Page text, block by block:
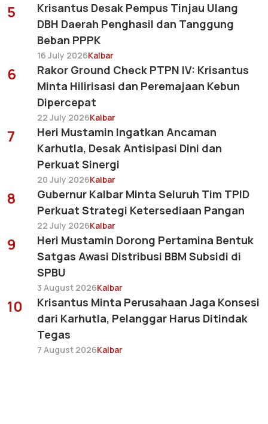
5
Krisantus Desak Pempus Tinjau Ulang
DBH Daerah Penghasil dan Tanggung
Beban PPPK
16 July 2026Kalbar
6
Rakor Ground Check PTPN IV: Krisantus
Minta Hilirisasi dan Peremajaan Kebun
Dipercepat
22 July 2026Kalbar
7
Heri Mustamin Ingatkan Ancaman
Karhutla, Desak Antisipasi Dini dan
Perkuat Sinergi
20 July 2026Kalbar
8
Gubernur Kalbar Minta Seluruh Tim TPID
Perkuat Strategi Ketersediaan Pangan
22 July 2026Kalbar
9
Heri Mustamin Dorong Pertamina Bentuk
Satgas Awasi Distribusi BBM Subsidi di
SPBU
3 August 2026Kalbar
10
Krisantus Minta Perusahaan Jaga Konsesi
dari Karhutla, Pelanggar Harus Ditindak
Tegas
7 August 2026Kalbar